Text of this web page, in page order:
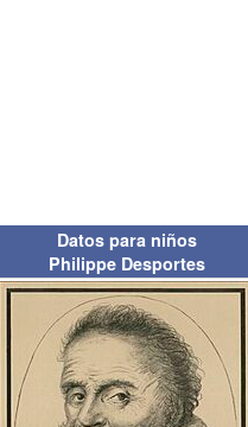
Datos para niños
Philippe Desportes